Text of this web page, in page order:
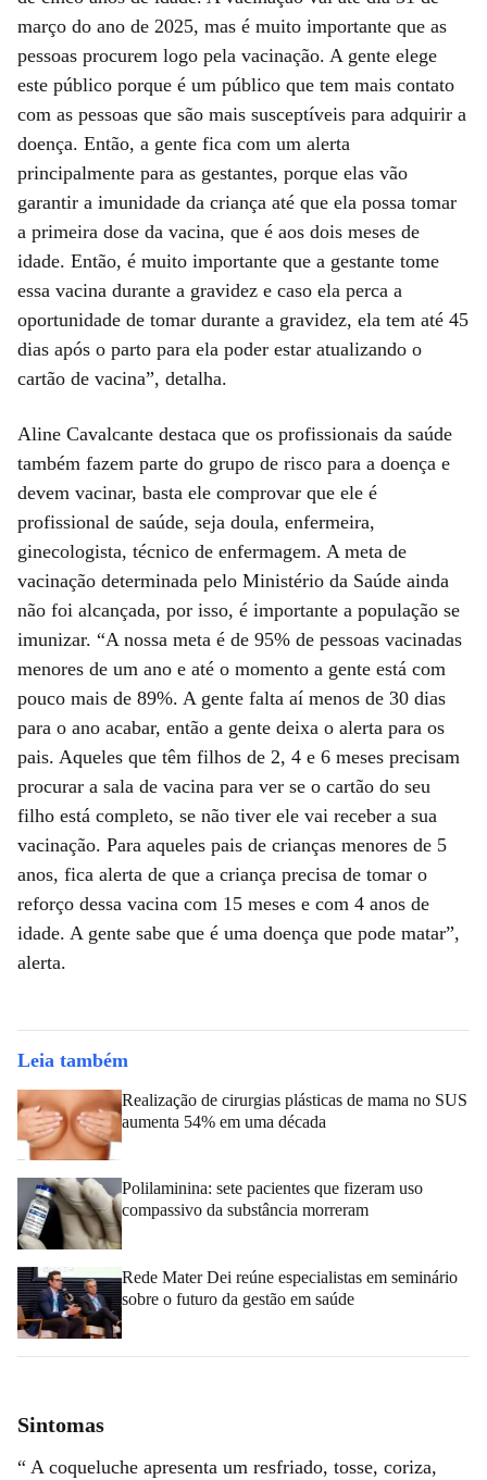
março do ano de 2025, mas é muito importante que as
pessoas procurem logo pela vacinação. A gente elege
este público porque é um público que tem mais contato
com as pessoas que são mais susceptíveis para adquirir a
doença. Então, a gente fica com um alerta
principalmente para as gestantes, porque elas vão
garantir a imunidade da criança até que ela possa tomar
a primeira dose da vacina, que é aos dois meses de
idade. Então, é muito importante que a gestante tome
essa vacina durante a gravidez e caso ela perca a
oportunidade de tomar durante a gravidez, ela tem até 45
dias após o parto para ela poder estar atualizando o
cartão de vacina”, detalha.
Aline Cavalcante destaca que os profissionais da saúde
também fazem parte do grupo de risco para a doença e
devem vacinar, basta ele comprovar que ele é
profissional de saúde, seja doula, enfermeira,
ginecologista, técnico de enfermagem. A meta de
vacinação determinada pelo Ministério da Saúde ainda
não foi alcançada, por isso, é importante a população se
imunizar. “A nossa meta é de 95% de pessoas vacinadas
menores de um ano e até o momento a gente está com
pouco mais de 89%. A gente falta aí menos de 30 dias
para o ano acabar, então a gente deixa o alerta para os
pais. Aqueles que têm filhos de 2, 4 e 6 meses precisam
procurar a sala de vacina para ver se o cartão do seu
filho está completo, se não tiver ele vai receber a sua
vacinação. Para aqueles pais de crianças menores de 5
anos, fica alerta de que a criança precisa de tomar o
reforço dessa vacina com 15 meses e com 4 anos de
idade. A gente sabe que é uma doença que pode matar”,
alerta.
Leia também
Realização de cirurgias plásticas de mama no SUS
aumenta 54% em uma década
Polilaminina: sete pacientes que fizeram uso
compassivo da substância morreram
Rede Mater Dei reúne especialistas em seminário
sobre o futuro da gestão em saúde
Sintomas
“ A coqueluche apresenta um resfriado, tosse, coriza,